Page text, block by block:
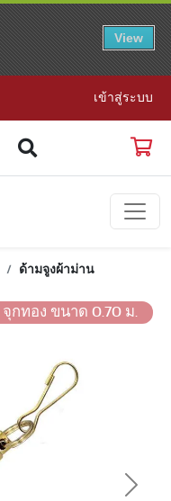
View
เข้าสู่ระบบ
ด้ามจูงผ้าม่าน
จุกทอง ขนาด 0.70 ม.
Next